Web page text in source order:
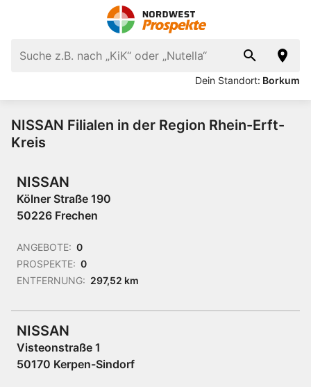
Dein Standort: Borkum
NISSAN Filialen in der Region Rhein-Erft-
Kreis
NISSAN
Kölner Straße 190
50226 Frechen
ANGEBOTE: 0
PROSPEKTE: 0
ENTFERNUNG: 297,52 km
NISSAN
Visteonstraße 1
50170 Kerpen-Sindorf